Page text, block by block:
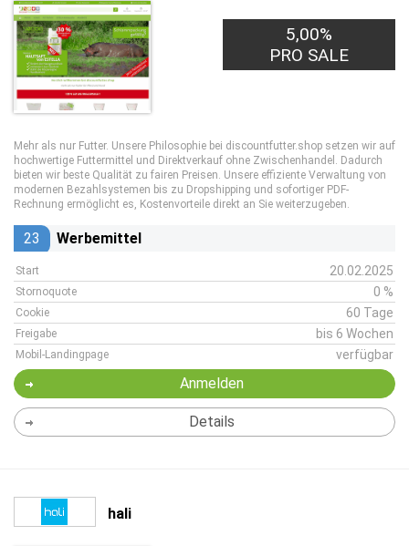
5,00%
PRO SALE
Mehr als nur Futter. Unsere Philosophie bei discountfutter.shop setzen wir auf
hochwertige Futtermittel und Direktverkauf ohne Zwischenhandel. Dadurch
bieten wir beste Qualität zu fairen Preisen. Unsere effiziente Verwaltung von
modernen Bezahlsystemen bis zu Dropshipping und sofortiger PDF-
Rechnung ermöglicht es, Kostenvorteile direkt an Sie weiterzugeben.
23 Werbemittel
Start 20.02.2025
Stornoquote 0 %
Cookie 60 Tage
Freigabe bis 6 Wochen
Mobil-Landingpage verfügbar
Anmelden
Details
hali